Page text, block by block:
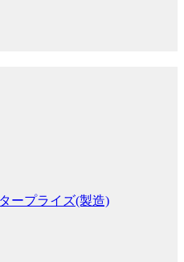
ープライズ(製造)